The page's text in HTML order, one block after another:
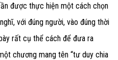
được thực hiện một cách chọn
với đúng người, vào đúng thời
rất cụ thể cách để đưa ra
chương mang tên “tư duy chia